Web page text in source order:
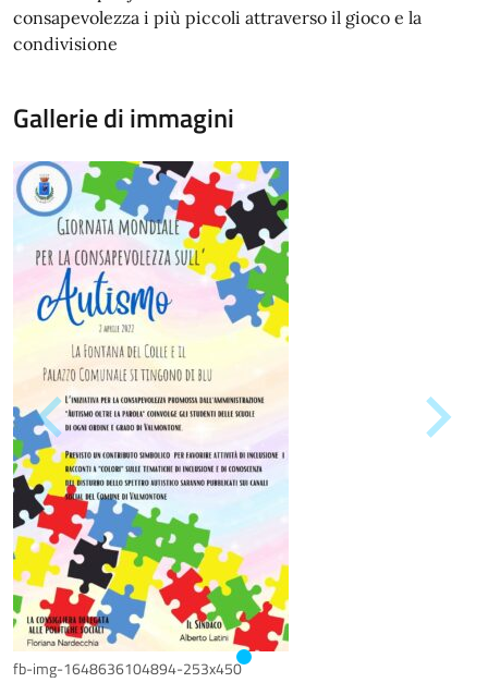
consapevolezza i più piccoli attraverso il gioco e la
condivisione
Gallerie di immagini
fb-img-1648636104894-253x450